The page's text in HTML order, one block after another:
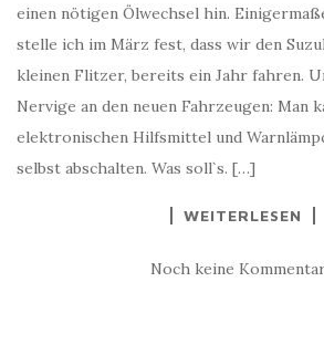
einen nötigen Ölwechsel hin.
stelle ich im März fest, dass wir den
kleinen Flitzer, bereits ein Jahr fahren.
Nervige an den neuen Fahrzeugen: Man
elektronischen Hilfsmittel und
selbst abschalten. Was soll`s. […]
WEITERLESEN
Noch keine